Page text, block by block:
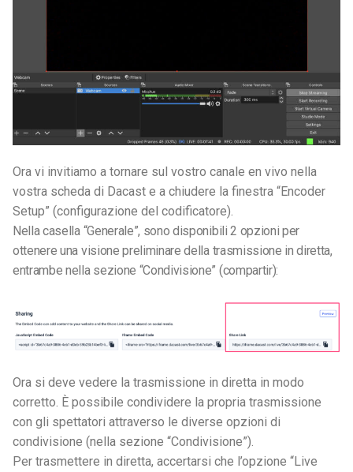
Ora vi invitiamo a tornare sul vostro canale en vivo nella
vostra scheda di Dacast e a chiudere la finestra “Encoder
Setup” (configurazione del codificatore).
Nella casella “Generale”, sono disponibili 2 opzioni per
ottenere una visione preliminare della trasmissione in diretta,
entrambe nella sezione “Condivisione” (compartir):
Ora si deve vedere la trasmissione in diretta in modo
corretto. È possibile condividere la propria trasmissione
con gli spettatori attraverso le diverse opzioni di
condivisione (nella sezione “Condivisione”).
Per trasmettere in diretta, accertarsi che l’opzione “Live